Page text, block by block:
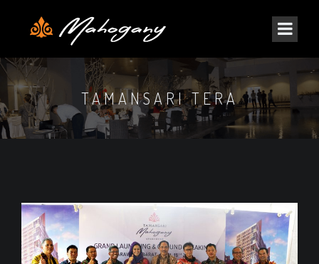
TAMANSARI TERA